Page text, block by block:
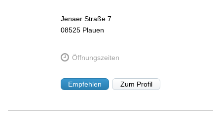
Jenaer Straße 7
08525 Plauen
Öffnungszeiten
Empfehlen Zum Profil